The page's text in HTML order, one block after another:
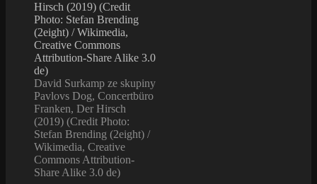
David Surkamp ze skupiny
Pavlovs Dog, Concertbüro
Franken, Der Hirsch
(2019) (Credit Photo:
Stefan Brending (2eight) /
Wikimedia, Creative
Commons Attribution-
Share Alike 3.0 de)